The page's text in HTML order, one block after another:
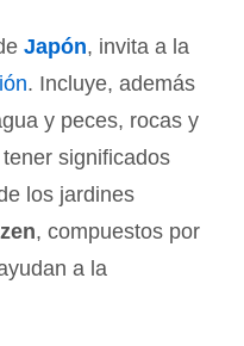
Japón, invita a la
. Incluye, además
y peces, rocas y
significados
los jardines
, compuestos por
a la